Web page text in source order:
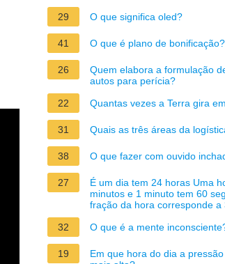
29 O que significa oled?
41 O que é plano de bonificação?
26
Quem elabora a formulação
autos para perícia?
22
Quantas vezes a Terra gira
31 Quais as três áreas da
38 O que fazer com ouvido
27
É um dia tem 24 horas Uma
minutos e 1 minuto tem 60
fração da hora corresponde a
32
O que é a mente
19
Em que hora do dia a